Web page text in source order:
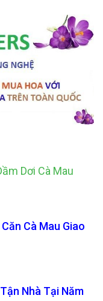
Dơi Cà Mau
Cà Mau Giao
Nhà Tại Năm